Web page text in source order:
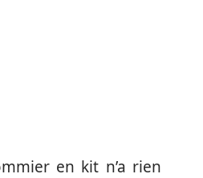
en kit n’a rien